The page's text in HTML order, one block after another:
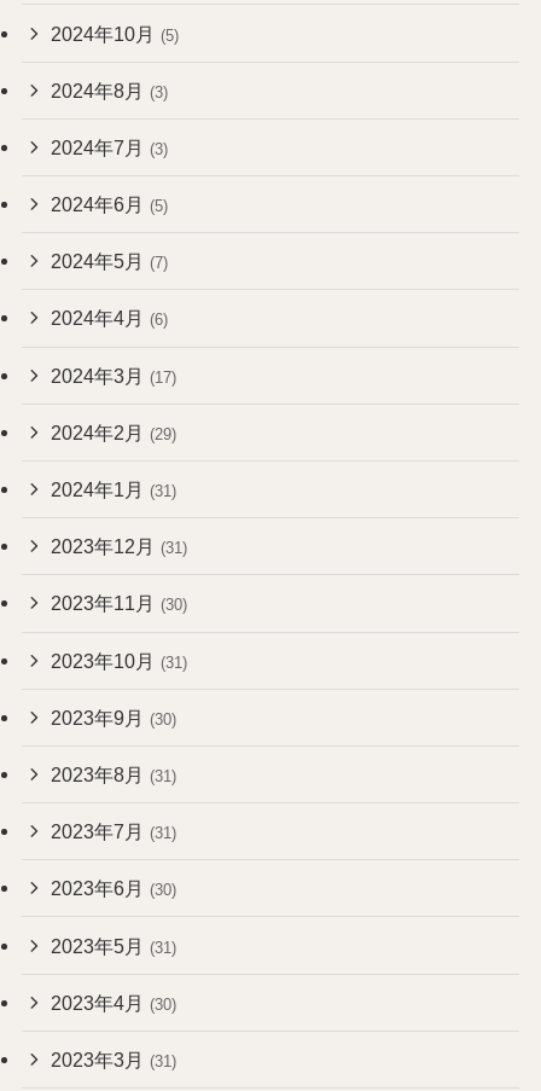
2024年10月 (5)
2024年8月 (3)
2024年7月 (3)
2024年6月 (5)
2024年5月 (7)
2024年4月 (6)
2024年3月 (17)
2024年2月 (29)
2024年1月 (31)
2023年12月 (31)
2023年11月 (30)
2023年10月 (31)
2023年9月 (30)
2023年8月 (31)
2023年7月 (31)
2023年6月 (30)
2023年5月 (31)
2023年4月 (30)
2023年3月 (31)